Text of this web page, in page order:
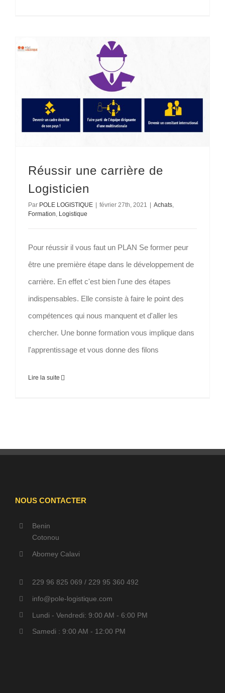
Réussir une carrière de
Logisticien
Par POLE LOGISTIQUE février 27th, 2021 Achats,
Formation, Logistique
Pour réussir il vous faut un PLAN Se former peur
être une première étape dans le développement de
carrière. En effet c'est bien l'une des étapes
indispensables. Elle consiste à faire le point des
compétences qui nous manquent et d'aller les
chercher. Une bonne formation vous implique dans
l'apprentissage et vous donne des filons
Lire la suite
NOUS CONTACTER
Benin
Cotonou
Abomey Calavi
229 96 825 069 / 229 95 360 492
info@pole-logistique.com
Lundi - Vendredi: 9:00 AM - 6:00 PM
Samedi : 9:00 AM - 12:00 PM